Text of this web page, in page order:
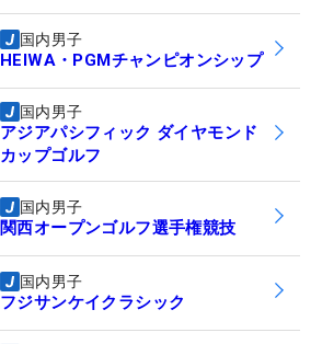
国内男子
HEIWA・PGMチャンピオンシップ
国内男子
アジアパシフィック ダイヤモンド
カップゴルフ
国内男子
関西オープンゴルフ選手権競技
国内男子
フジサンケイクラシック